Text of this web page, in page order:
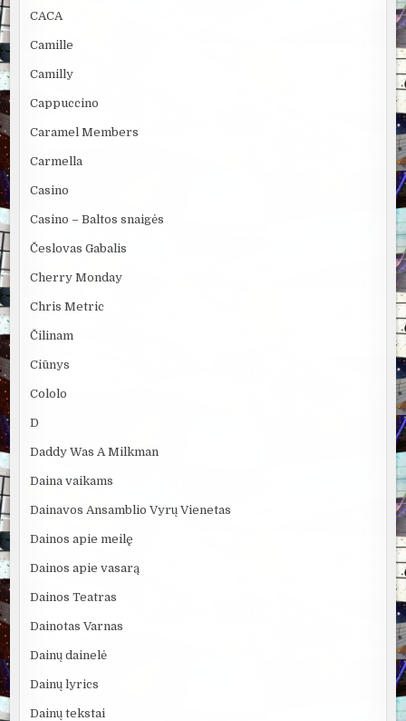
CACA
Camille
Camilly
Cappuccino
Caramel Members
Carmella
Casino
Casino – Baltos snaigės
Česlovas Gabalis
Cherry Monday
Chris Metric
Čilinam
Ciūnys
Cololo
D
Daddy Was A Milkman
Daina vaikams
Dainavos Ansamblio Vyrų Vienetas
Dainos apie meilę
Dainos apie vasarą
Dainos Teatras
Dainotas Varnas
Dainų dainelė
Dainų lyrics
Dainų tekstai